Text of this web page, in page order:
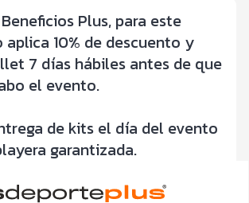
Plus, para este
10% de descuento y
7 días hábiles antes de que
el evento.
de kits el día del evento
garantizada.